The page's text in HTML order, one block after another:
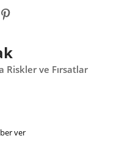
Riskler ve Fırsatlar
ver